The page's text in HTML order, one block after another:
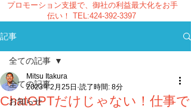
プロモーション支援で、御社の利益最大化をお手
伝い！ TEL:424-392-3397
記事
全ての記事
お知らせ
全ての記事
ChatGPTだけじゃない！仕事で
Mitsu Itakura
2023年2月25日 読了時間: 8分